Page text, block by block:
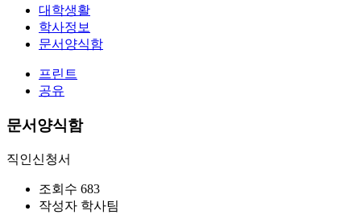
대학생활
학사정보
문서양식함
프린트
공유
문서양식함
직인신청서
조회수 683
작성자 학사팀